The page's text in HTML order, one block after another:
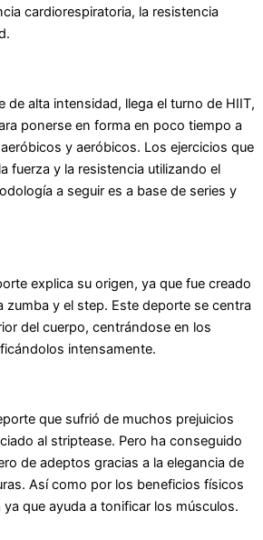
cardiorespiratoria, la resistencia
de alta intensidad, llega el turno de HIIT,
ponerse en forma en poco tiempo a
y aeróbicos. Los ejercicios que
fuerza y la resistencia utilizando el
a seguir es a base de series y
explica su origen, ya que fue creado
zumba y el step. Este deporte se centra
del cuerpo, centrándose en los
intensamente.
que sufrió de muchos prejuicios
al striptease. Pero ha conseguido
de adeptos gracias a la elegancia de
Así como por los beneficios físicos
que ayuda a tonificar los músculos.